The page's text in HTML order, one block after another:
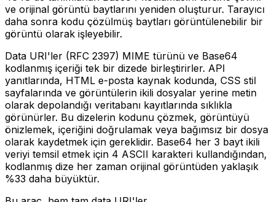
ve orijinal görüntü baytlarını yeniden oluşturur. Tarayıcı
daha sonra kodu çözülmüş baytları görüntülenebilir bir
görüntü olarak işleyebilir.
Data URI'ler (RFC 2397) MIME türünü ve Base64
kodlanmış içeriği tek bir dizede birleştirirler. API
yanıtlarında, HTML e-posta kaynak kodunda, CSS stil
sayfalarında ve görüntülerin ikili dosyalar yerine metin
olarak depolandığı veritabanı kayıtlarında sıklıkla
görünürler. Bu dizelerin kodunu çözmek, görüntüyü
önizlemek, içeriğini doğrulamak veya bağımsız bir dosya
olarak kaydetmek için gereklidir. Base64 her 3 bayt ikili
veriyi temsil etmek için 4 ASCII karakteri kullandığından,
kodlanmış dize her zaman orijinal görüntüden yaklaşık
%33 daha büyüktür.